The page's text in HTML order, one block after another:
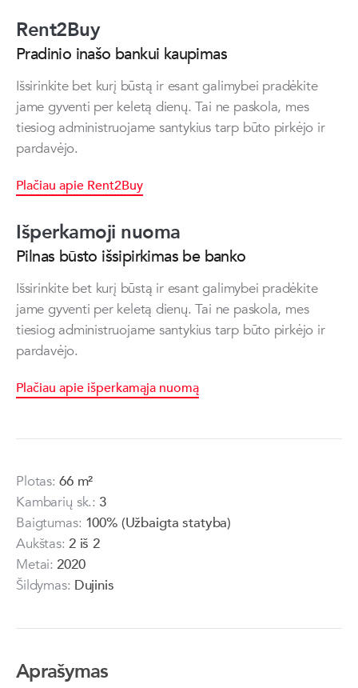
Rent2Buy
Pradinio inašo bankui kaupimas
Išsirinkite bet kurį būstą ir esant galimybei pradėkite
jame gyventi per keletą dienų. Tai ne paskola, mes
tiesiog administruojame santykius tarp būto pirkėjo ir
pardavėjo.
Plačiau apie Rent2Buy
Išperkamoji nuoma
Pilnas būsto išsipirkimas be banko
Išsirinkite bet kurį būstą ir esant galimybei pradėkite
jame gyventi per keletą dienų. Tai ne paskola, mes
tiesiog administruojame santykius tarp būto pirkėjo ir
pardavėjo.
Plačiau apie išperkamąja nuomą
Plotas: 66 m²
Kambarių sk.: 3
Baigtumas: 100% (Užbaigta statyba)
Aukštas: 2 iš 2
Metai: 2020
Šildymas: Dujinis
Aprašymas